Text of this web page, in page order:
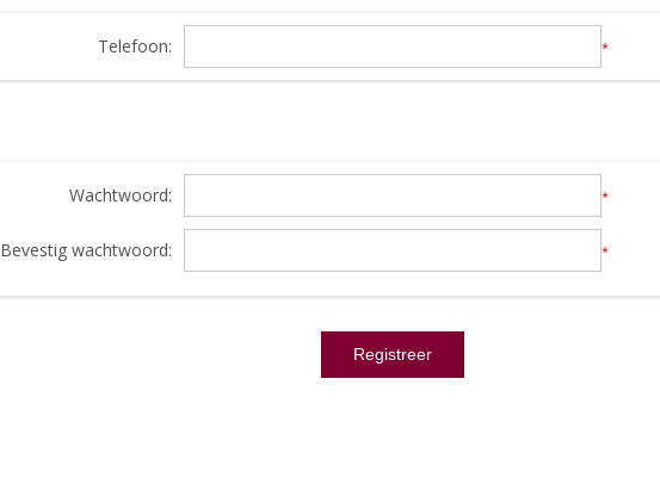
Telefoon: *
Wachtwoord: *
Bevestig wachtwoord: *